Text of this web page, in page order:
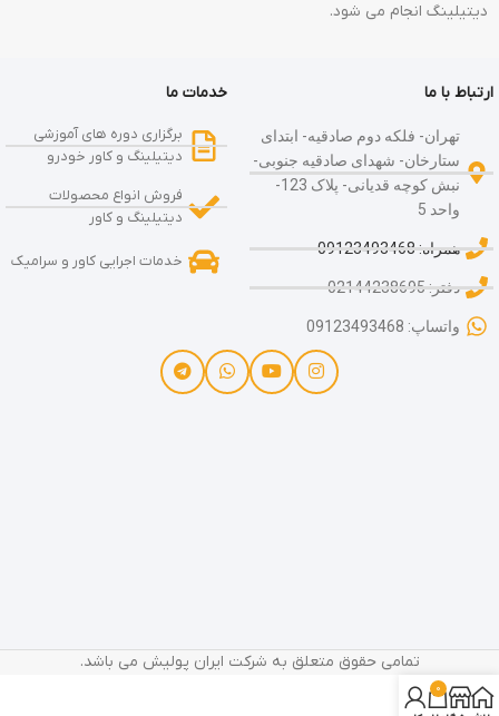
دیتیلینگ انجام می شود.
ارتباط با ما
تهران- فلکه دوم صادقیه- ابتدای
ستارخان- شهدای صادقیه جنوبی-
نبش کوچه قدیانی- پلاک 123-
واحد 5
همراه: 09123493468
دفتر: 02144238695
واتساپ: 09123493468
خدمات ما
برگزاری دوره های آموزشی
دیتیلینگ و کاور خودرو
فروش انواع محصولات
دیتیلینگ و کاور
خدمات اجرایی کاور و سرامیک
تمامی حقوق متعلق به شرکت ایران پولیش می باشد.
0